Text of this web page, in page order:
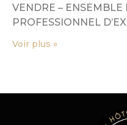
VENDRE –
PROFESSIONNEL
Voir plus »